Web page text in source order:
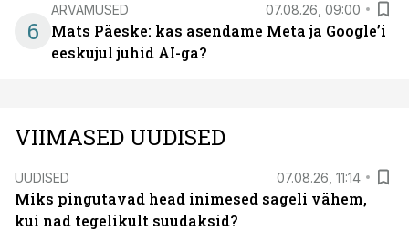
6
ARVAMUSED 07.08.26, 09:00
Mats Päeske: kas asendame Meta ja Google’i
eeskujul juhid AI-ga?
VIIMASED UUDISED
UUDISED 07.08.26, 11:14
Miks pingutavad head inimesed sageli vähem,
kui nad tegelikult suudaksid?